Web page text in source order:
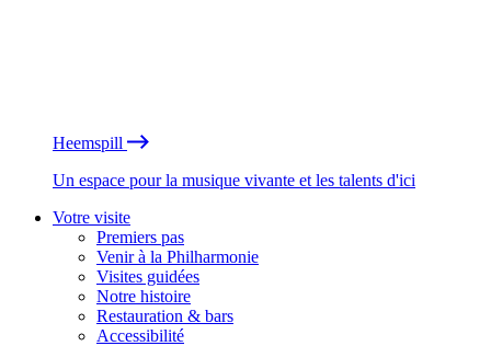
Heemspill
Un espace pour la musique vivante et les talents d'ici
Votre visite
Premiers pas
Venir à la Philharmonie
Visites guidées
Notre histoire
Restauration & bars
Accessibilité